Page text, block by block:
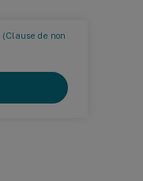
(Clause de non